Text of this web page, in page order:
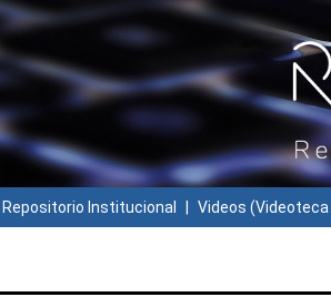
Repositorio Institucional Videos